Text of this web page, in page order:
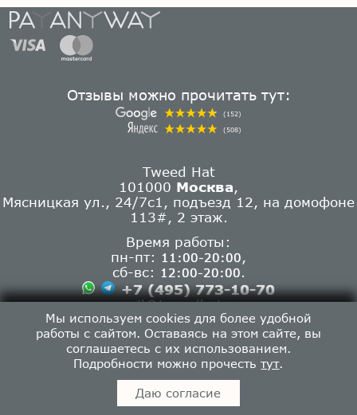
Отзывы можно прочитать тут:
(152)
(508)
Tweed Hat
101000 Москва
Мясницкая ул., 24/7с1, подъезд 12, на домофоне
113#, 2 этаж.
Время работы:
пн-пт:
11:00-20:00
сб-вс:
12:00-20:00
+7 (495) 773-10-70
mail@tweedhat.ru
191002Санкт-Петербург,
ул. Большая Московская, 1-3, парадная 3, офис
34 (3 этаж, домофон '34 В')
Время работы:
Мы используем cookies для более удобной
работы с сайтом. Оставаясь на этом сайте, вы
соглашаетесь с их использованием.
Подробности можно прочестьтут.
Даю согласие